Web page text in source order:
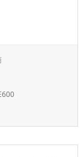
的常用命令